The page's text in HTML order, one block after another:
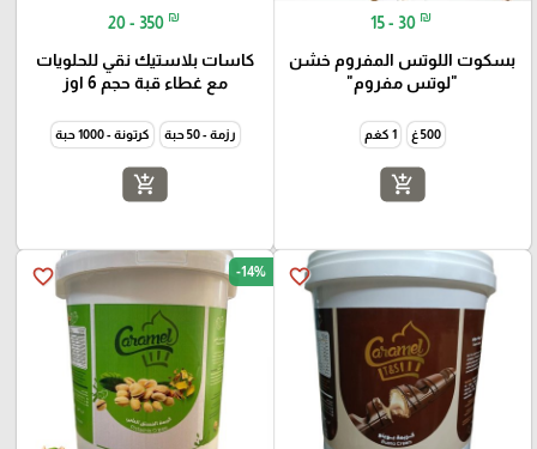
15 - 30 ₪
بسكوت اللوتس المفروم خشن
"لوتس مفروم"
500 غ 1 كغم
add_shopping_cart
20 - 350 ₪
كاسات بلاستيك نقي للحلويات
مع غطاء قبة حجم 6 اوز
رزمة - 50 حبة كرتونة - 1000 حبة
add_shopping_cart
favorite_border
favorite_border -14%